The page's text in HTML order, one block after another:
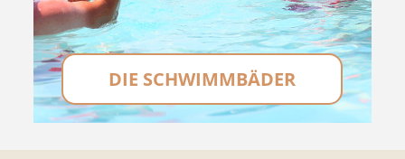
DIE SCHWIMMBÄDER